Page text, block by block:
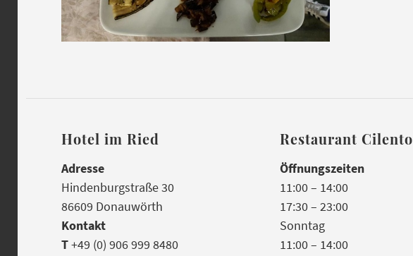
Hotel im Ried
Adresse
Hindenburgstraße 30
86609 Donauwörth
Kontakt
T+49 (0) 906 999 8480
Restaurant Cilento
Öffnungszeiten
11:00 – 14:00
17:30 – 23:00
Sonntag
11:00 – 14:00